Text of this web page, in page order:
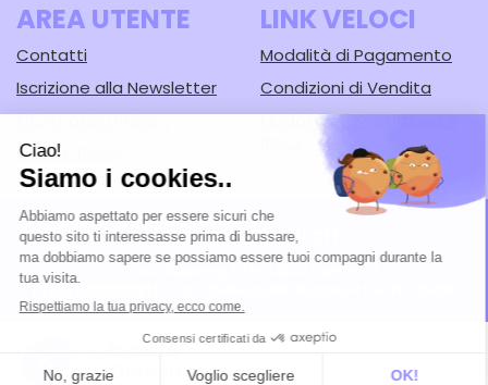
AREA UTENTE
Contatti
Iscrizione alla Newsletter
Informativa Privacy
Cookie Policy
LINK VELOCI
Modalità di Pagamento
Condizioni di Vendita
Modalità di Spedizione e
Farmacia Lodi srl
- Corso Guercino, 67/b 44042 Cento (FE)
Prenofa
Web DesignFulcri srl